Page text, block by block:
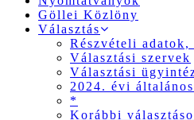
Göllei Közlöny
Választás
Részvételi adatok,
Választási szervek
Választási
2024. évi
*
Korábbi